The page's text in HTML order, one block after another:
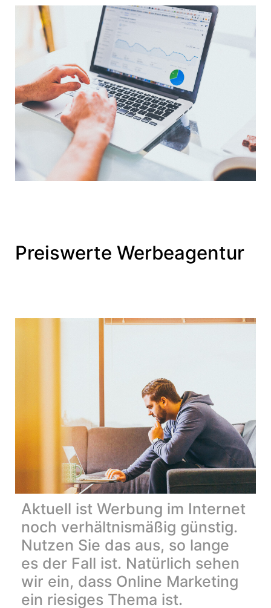
Preiswerte Werbeagentur
Aktuell ist Werbung im Internet
noch verhältnismäßig günstig.
Nutzen Sie das aus, so lange
es der Fall ist. Natürlich sehen
wir ein, dass Online Marketing
ein riesiges Thema ist.